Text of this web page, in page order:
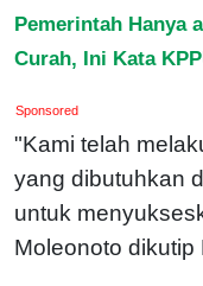
Pemerintah Hanya
Curah, Ini Kata
Sponsored
"Kami telah
yang dibutuhkan
untuk
Moleonoto dikutip